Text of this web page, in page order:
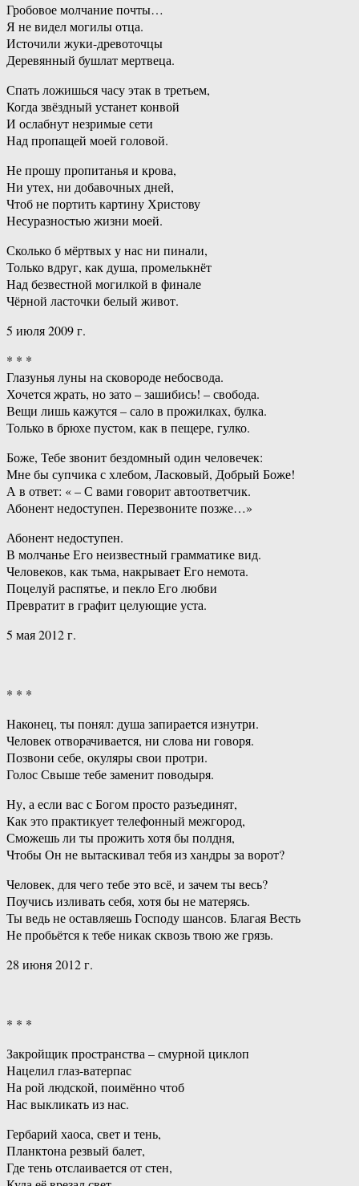
Гробовое молчание почты…
Я не видел могилы отца.
Источили жуки-древоточцы
Деревянный бушлат мертвеца.
Спать ложишься часу этак в третьем,
Когда звёздный устанет конвой
И ослабнут незримые сети
Над пропащей моей головой.
Не прошу пропитанья и крова,
Ни утех, ни добавочных дней,
Чтоб не портить картину Христову
Несуразностью жизни моей.
Сколько б мёртвых у нас ни пинали,
Только вдруг, как душа, промелькнёт
Над безвестной могилкой в финале
Чёрной ласточки белый живот.
5 июля 2009 г.
* * *
Глазунья луны на сковороде небосвода.
Хочется жрать, но зато – зашибись! – свобода.
Вещи лишь кажутся – сало в прожилках, булка.
Только в брюхе пустом, как в пещере, гулко.
Боже, Тебе звонит бездомный один человечек:
Мне бы супчика с хлебом, Ласковый, Добрый Боже!
А в ответ: « – С вами говорит автоответчик.
Абонент недоступен. Перезвоните позже…»
Абонент недоступен.
В молчанье Его неизвестный грамматике вид.
Человеков, как тьма, накрывает Его немота.
Поцелуй распятье, и пекло Его любви
Превратит в графит целующие уста.
5 мая 2012 г.
* * *
Наконец, ты понял: душа запирается изнутри.
Человек отворачивается, ни слова ни говоря.
Позвони себе, окуляры свои протри.
Голос Свыше тебе заменит поводыря.
Ну, а если вас с Богом просто разъединят,
Как это практикует телефонный межгород,
Сможешь ли ты прожить хотя бы полдня,
Чтобы Он не вытаскивал тебя из хандры за ворот?
Человек, для чего тебе это всё, и зачем ты весь?
Поучись изливать себя, хотя бы не матерясь.
Ты ведь не оставляешь Господу шансов. Благая Весть
Не пробьётся к тебе никак сквозь твою же грязь.
28 июня 2012 г.
* * *
Закройщик пространства – смурной циклоп
Нацелил глаз-ватерпас
На рой людской, поимённо чтоб
Нас выкликать из нас.
Гербарий хаоса, свет и тень,
Планктона резвый балет,
Где тень отслаивается от стен,